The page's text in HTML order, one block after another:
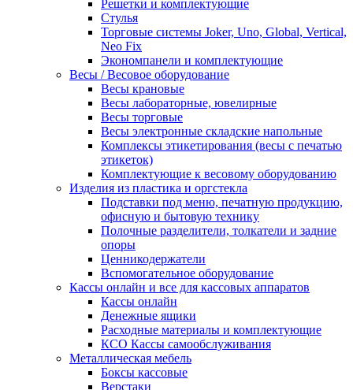
Решетки и комплектующие
Стулья
Торговые системы Joker, Uno, Global, Vertical,
Neo Fix
Экономпанели и комплектующие
Весы / Весовое оборудование
Весы крановые
Весы лабораторные, ювелирные
Весы торговые
Весы электронные складские напольные
Комплексы этикетирования (весы с печатью
этикеток)
Комплектующие к весовому оборудованию
Изделия из пластика и оргстекла
Подставки под меню, печатную продукцию,
офисную и бытовую технику
Полочные разделители, толкатели и задние
опоры
Ценникодержатели
Вспомогательное оборудование
Кассы онлайн и все для кассовых аппаратов
Кассы онлайн
Денежные ящики
Расходные материалы и комплектующие
КСО Кассы самообслуживания
Металлическая мебель
Боксы кассовые
Верстаки